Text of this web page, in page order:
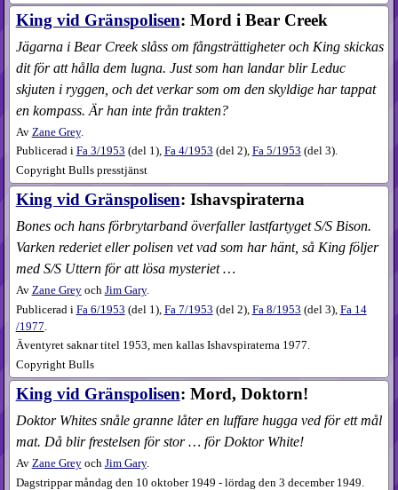
King vid Gränspolisen: Mord i Bear Creek
Jägarna i Bear Creek slåss om fångsträttigheter och King skickas
dit för att hålla dem lugna. Just som han landar blir Leduc
skjuten i ryggen, och det verkar som om den skyldige har tappat
en kompass. Är han inte från trakten?
Av Zane Grey.
Publicerad i Fa3​/1953 (del 1), Fa4​/1953 (del 2), Fa5​/1953 (del 3).
Copyright Bulls presstjänst
King vid Gränspolisen: Ishavspiraterna
Bones och hans förbrytarband överfaller lastfartyget S/S Bison.
Varken rederiet eller polisen vet vad som har hänt, så King följer
med S/S Uttern för att lösa mysteriet …
Av Zane Greyoch Jim Gary.
Publicerad i Fa 6​/1953 (del 1 ), Fa 7​/1953 (del 2), Fa 8​/1953 (del 3), Fa 14​
/1977
Äventyret saknar titel 1953, men kallas Ishavspiraterna 1977.
Copyright Bulls
King vid Gränspolisen: Mord, Doktorn!
Doktor Whites snåle granne låter en luffare hugga ved för ett mål
mat. Då blir frestelsen för stor … för Doktor White!
Av Zane Greyoch Jim Gary.
Dagstrippar måndag den 10 oktober 1949 - lördag den 3 december 1949.